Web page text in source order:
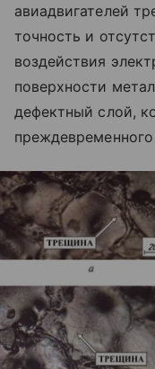
авиадвигателей
точность и
воздействия
поверхности
дефектный слой,